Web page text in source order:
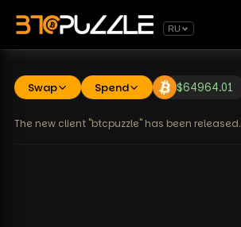
RU
Swap Spend $64964.01
The new client "btcpuzzle" has been released.